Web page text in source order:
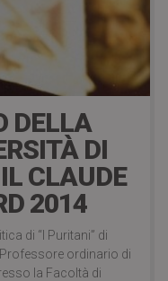
DELLA
DI
CLAUDE
2014
di “I Puritani” di
ordinario di
la Facoltà di